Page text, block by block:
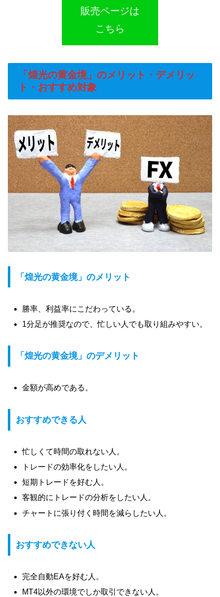
販売ページは
こちら
「煌光の黄金境」のメリット・デメリッ
ト・おすすめ対象
「煌光の黄金境」のメリット
勝率、利益率にこだわっている。
1分足が推奨なので、忙しい人でも取り組みやすい。
「煌光の黄金境」のデメリット
金額が高めである。
おすすめできる人
忙しくて時間の取れない人。
トレードの効率化をしたい人。
短期トレードを好む人。
客観的にトレードの分析をしたい人。
チャートに張り付く時間を減らしたい人。
おすすめできない人
完全自動EAを好む人。
MT4以外の環境でしか取引できない人。